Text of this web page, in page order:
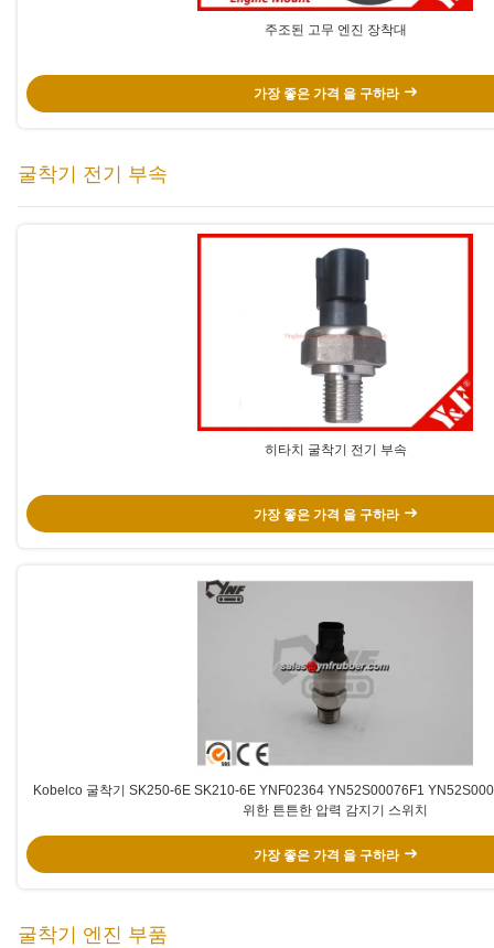
주조된 고무 엔진 장착대
가장 좋은 가격 을 구하라
굴착기 전기 부속
히타치 굴착기 전기 부속
가장 좋은 가격 을 구하라
Kobelco 굴착기 SK250-6E SK210-6E YNF02364 YN52S00076F1
위한 튼튼한 압력 감지기 스위치
가장 좋은 가격 을 구하라
굴착기 엔진 부품